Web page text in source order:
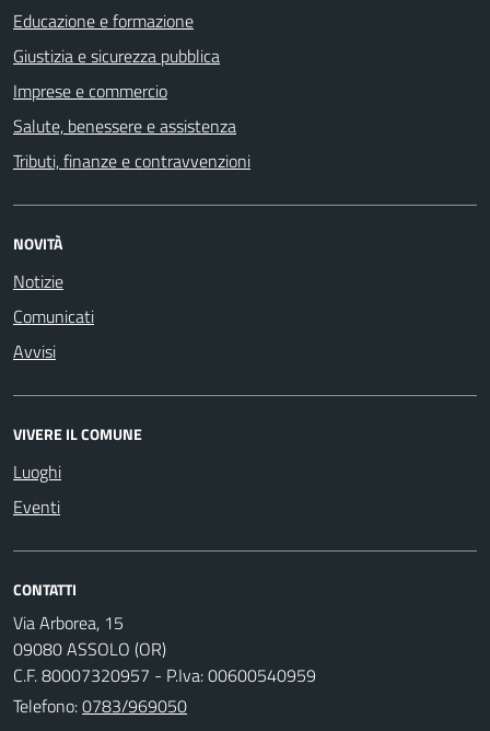
Educazione e formazione
Giustizia e sicurezza pubblica
Imprese e commercio
Salute, benessere e assistenza
Tributi, finanze e contravvenzioni
NOVITÀ
Notizie
Comunicati
Avvisi
VIVERE IL COMUNE
Luoghi
Eventi
CONTATTI
Via Arborea, 15
09080 ASSOLO (OR)
C.F. 80007320957 - P.Iva: 00600540959
Telefono:0783/969050